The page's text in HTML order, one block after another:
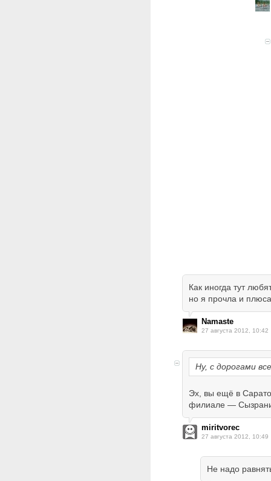
Как иногда тут
но я прочла и
Namaste
27 августа 2012, 10:42
Ну, с дорогами
Эх, вы ещё в
филиале —
miritvorec
27 августа 2012, 10:49
Не надо